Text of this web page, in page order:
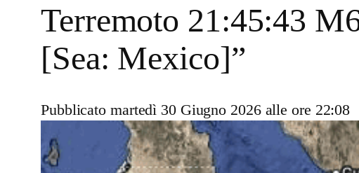
Terremoto 21:45:43
[Sea: Mexico]”
Pubblicato martedì 30 Giugno 2026 alle ore 22:08